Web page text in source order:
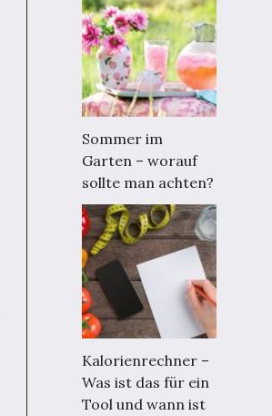
Sommer im
Garten – worauf
sollte man achten?
Kalorienrechner –
Was ist das für ein
Tool und wann ist